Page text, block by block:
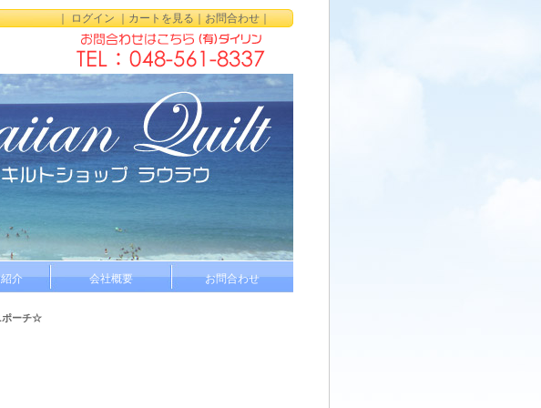
｜ログイン｜カートを見る｜お問合わせ｜
介 会社概要 お問合わせ
ポーチ☆